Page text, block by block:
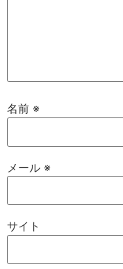
名前 ※
メール ※
サイト